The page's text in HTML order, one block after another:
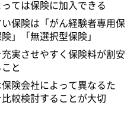
ては保険に加入できる
保険は「がん経験者専用保
」「無選択型保険」
実させやすく保険料が割安
と
険会社によって異なるた
較検討することが大切